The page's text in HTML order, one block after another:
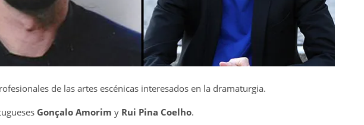
de las artes escénicas interesados en la dramaturgia.
Gonçalo Amorim y Rui Pina Coelho.